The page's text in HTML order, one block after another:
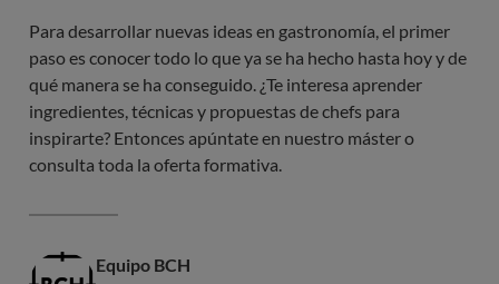
Para desarrollar nuevas ideas en gastronomía, el primer
paso es conocer todo lo que ya se ha hecho hasta hoy y de
qué manera se ha conseguido. ¿Te interesa aprender
ingredientes, técnicas y propuestas de chefs para
inspirarte? Entonces apúntate en nuestro máster o
consulta toda la oferta formativa.
Equipo BCH